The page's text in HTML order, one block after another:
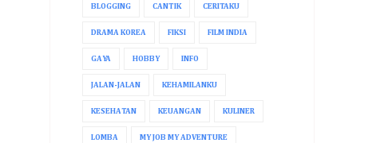
BLOGGING CANTIK CERITAKU
DRAMA KOREA FIKSI FILM INDIA
GAYA HOBBY INFO
JALAN-JALAN KEHAMILANKU
KESEHATAN KEUANGAN KULINER
LOMBA MY JOB MY ADVENTURE